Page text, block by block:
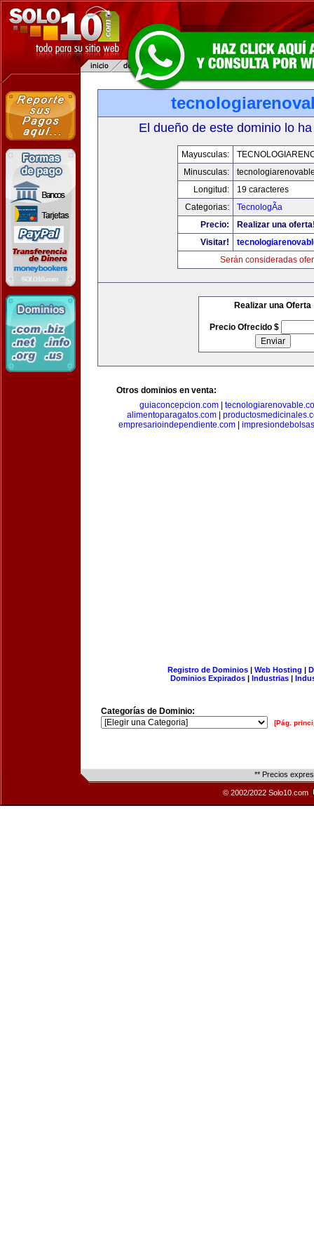
El dueño de este dominio lo
Mayusculas:
Minusculas:
Longitud:
19 caracteres
Categorias:
TecnologÃ­a
Precio:
Realizar una
Visitar!
Serán consideradas
Realizar una Oferta
Precio Ofrecido $
Otros dominios en venta:
guiaconcepcion.com|
alimentoparagatos.com
empresarioindependiente.com
Registro de Dominios| Web Hosting |
Dominios Expirados | Industrias |
Categorías de Dominio:
[Pág.
** Precios
© 2002/2022 Solo10.com